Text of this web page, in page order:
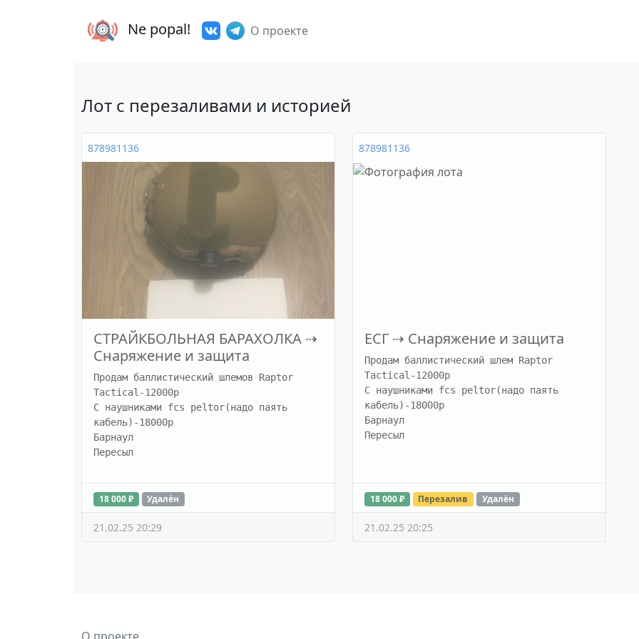
Ne popal! О проекте
Лот с перезаливами и историей
878981136
СТРАЙКБОЛЬНАЯ БАРАХОЛКА ⇢
Снаряжение и защита
Продам баллистический шлемов Raptor
Tactical-12000р
С наушниками fcs peltor(надо паять
кабель)-18000р
Барнаул
Пересыл
18 000 ₽ Удалён
21.02.25 20:29
878981136
ЕСГ ⇢ Снаряжение и защита
Продам баллистический шлем Raptor
Tactical-12000р
С наушниками fcs peltor(надо паять
кабель)-18000р
Барнаул
Пересыл
18 000 ₽ Перезалив Удалён
21.02.25 20:25